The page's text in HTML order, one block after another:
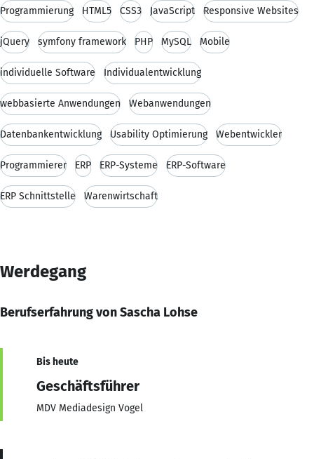
Programmierung HTML5 CSS3 JavaScript Responsive Websites
jQuery symfony framework PHP MySQL Mobile
individuelle Software Individualentwicklung
webbasierte Anwendungen Webanwendungen
Datenbankentwicklung Usability Optimierung Webentwickler
Programmierer ERP ERP-Systeme ERP-Software
ERP Schnittstelle Warenwirtschaft
Werdegang
Berufserfahrung von Sascha Lohse
Bis heute
Geschäftsführer
MDV Mediadesign Vogel